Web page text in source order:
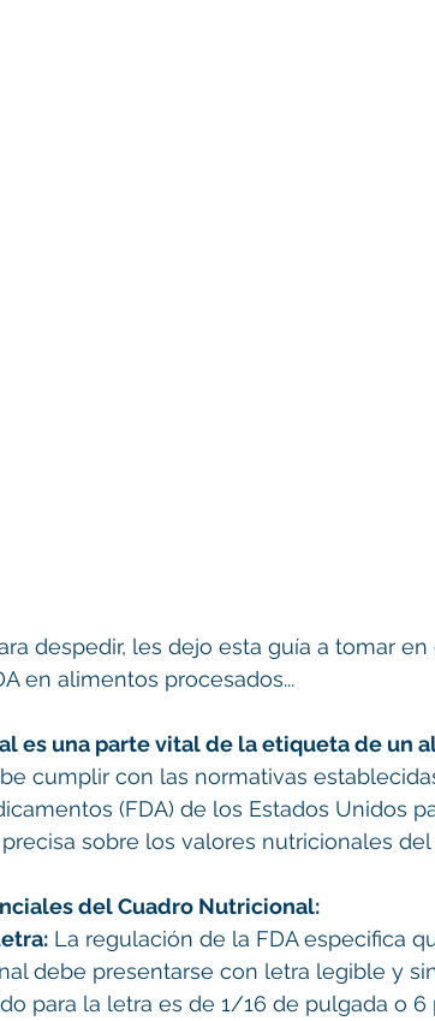
despedir, les dejo esta guía a tomar
en alimentos procesados...
es una parte vital de la etiqueta de un
cumplir con las normativas
(FDA) de los Estados Unidos
sobre los valores nutricionales
del Cuadro Nutricional:
La regulación de la FDA especifica
debe presentarse con letra legible y
para la letra es de 1/16 de pulgada o 6